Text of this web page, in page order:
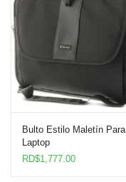
Bulto Estilo Maletín Para
Laptop
RD$1,777.00